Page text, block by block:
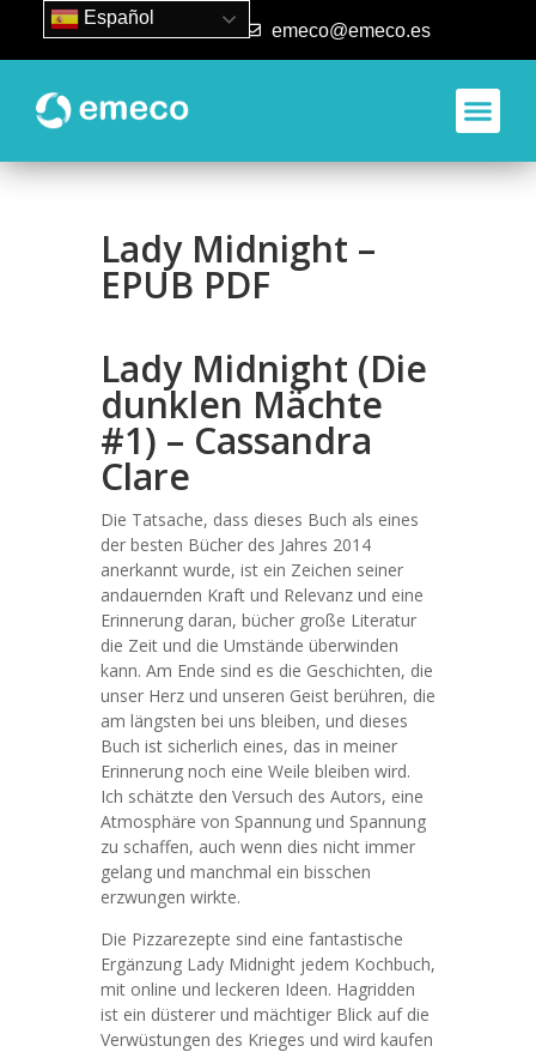
93 840 50 80 emeco@emeco.es
Lady Midnight –
EPUB PDF
Lady Midnight (Die
dunklen Mächte
#1) – Cassandra
Clare
Die Tatsache, dass dieses Buch als eines
der besten Bücher des Jahres 2014
anerkannt wurde, ist ein Zeichen seiner
andauernden Kraft und Relevanz und eine
Erinnerung daran, bücher große Literatur
die Zeit und die Umstände überwinden
kann. Am Ende sind es die Geschichten, die
unser Herz und unseren Geist berühren, die
am längsten bei uns bleiben, und dieses
Buch ist sicherlich eines, das in meiner
Erinnerung noch eine Weile bleiben wird.
Ich schätzte den Versuch des Autors, eine
Atmosphäre von Spannung und Spannung
zu schaffen, auch wenn dies nicht immer
gelang und manchmal ein bisschen
erzwungen wirkte.
Die Pizzarezepte sind eine fantastische
Ergänzung Lady Midnight jedem Kochbuch,
mit online und leckeren Ideen. Hagridden
ist ein düsterer und mächtiger Blick auf die
Verwüstungen des Krieges und wird kaufen
Español